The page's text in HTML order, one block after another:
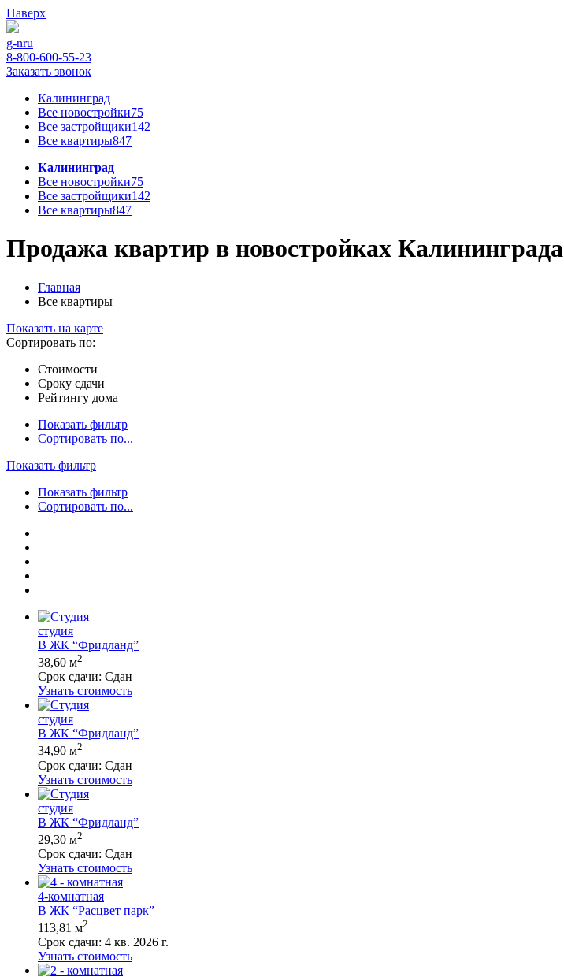
Наверх
g-nru
8-800-600-55-23
Заказать звонок
Калининград
Все новостройки75
Все застройщики142
Все квартиры847
Калининград
Все новостройки75
Все застройщики142
Все квартиры847
Продажа квартир в новостройках Калининграда
Главная
Все квартиры
Показать на карте
Сортировать по:
Стоимости
Сроку сдачи
Рейтингу дома
Показать фильтр
Сортировать по...
Показать фильтр
Показать фильтр
Сортировать по...
студия
В ЖК “Фридланд”
38,60 м2
Срок сдачи: Сдан
Узнать стоимость
студия
В ЖК “Фридланд”
34,90 м2
Срок сдачи: Сдан
Узнать стоимость
студия
В ЖК “Фридланд”
29,30 м2
Срок сдачи: Сдан
Узнать стоимость
4-комнатная
В ЖК “Расцвет парк”
113,81 м2
Срок сдачи: 4 кв. 2026 г.
Узнать стоимость